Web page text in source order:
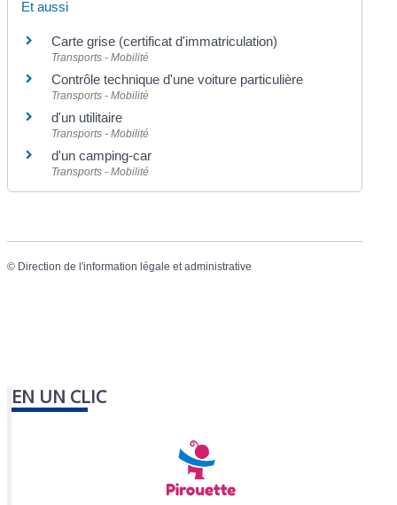
Et aussi
Carte grise (certificat d'immatriculation)
Transports - Mobilité
Contrôle technique d'une voiture particulière
Transports - Mobilité
d'un utilitaire
Transports - Mobilité
d'un camping-car
Transports - Mobilité
© Direction de l'information légale et administrative
EN UN CLIC